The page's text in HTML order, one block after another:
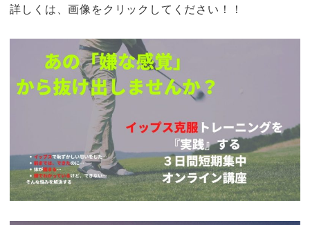
詳しくは、画像をクリックしてください！！